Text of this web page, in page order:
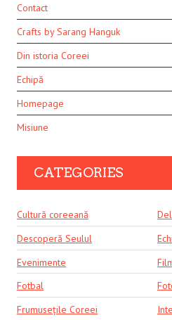
Contact
Crafts by Sarang Hanguk
Din istoria Coreei
Echipă
Homepage
Misiune
CATEGORIES
Cultură coreeană
Descoperă Seulul
Evenimente
Fotbal
Frumusețile Coreei